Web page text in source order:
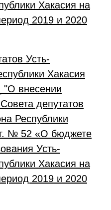
Хакасия на
2019 и 2020
Усть-
Хакасия
"О внесении
депутатов
Республики
№ 52 «О бюджете
Усть-
Хакасия на
2019 и 2020